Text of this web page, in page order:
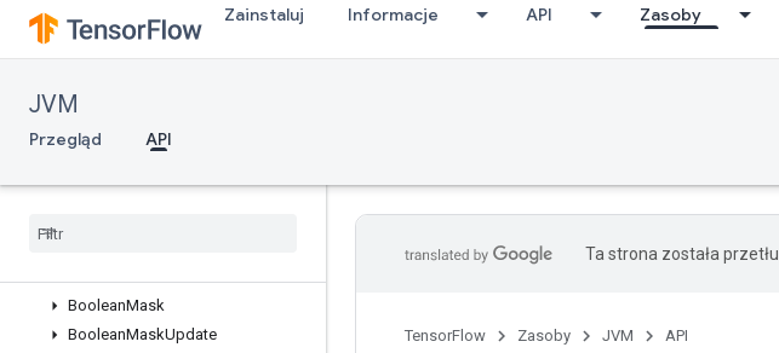
Zainstaluj Informacje API Zasoby
JVM
Przegląd API
Barrier
BarrierClose
BarrierInsertMany
BarrierReadySize
Batch
BooleanMask
BooleanMaskUpdate
Ta strona została
TensorFlow Zasoby JVM API